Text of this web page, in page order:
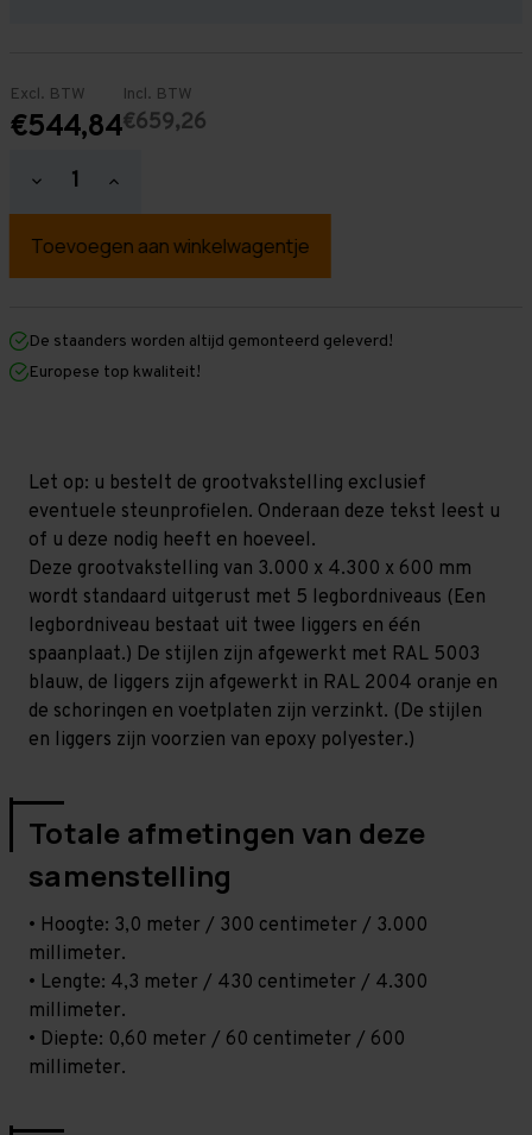
Excl. BTW
€544,84
Incl. BTW
€659,26
Hoeveelheid
verlagen
Grootvakstelling
mm
mm
x
600
niveaus
(Liggers:
1.350
mm)
Hoeveelheid
verhogen
Grootvakstelling
mm
mm
600
niveaus
(Liggers:
1.350
mm)
De staanders worden altijd gemonteerd geleverd!
Europese top kwaliteit!
Let op: u bestelt de grootvakstelling exclusief
eventuele steunprofielen. Onderaan deze tekst leest u
of u deze nodig heeft en hoeveel.
Deze grootvakstelling van 3.000 x 4.300 x 600 mm
wordt standaard uitgerust met 5 legbordniveaus (Een
legbordniveau bestaat uit twee liggers en één
spaanplaat.) De stijlen zijn afgewerkt met RAL 5003
blauw, de liggers zijn afgewerkt in RAL 2004 oranje en
de schoringen en voetplaten zijn verzinkt. (De stijlen
en liggers zijn voorzien van epoxy polyester.)
Totale afmetingen van deze
samenstelling
• Hoogte: 3,0 meter / 300 centimeter / 3.000
millimeter.
• Lengte: 4,3 meter / 430 centimeter / 4.300
millimeter.
• Diepte: 0,60 meter / 60 centimeter / 600
millimeter.